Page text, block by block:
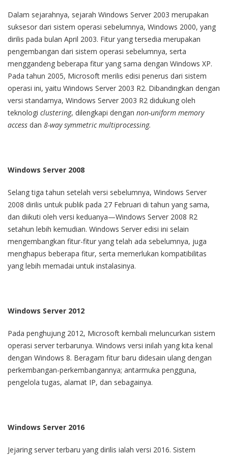
Dalam sejarahnya, sejarah Windows Server 2003 merupakan
suksesor dari sistem operasi sebelumnya, Windows 2000, yang
dirilis pada bulan April 2003. Fitur yang tersedia merupakan
pengembangan dari sistem operasi sebelumnya, serta
menggandeng beberapa fitur yang sama dengan Windows XP.
Pada tahun 2005, Microsoft merilis edisi penerus dari sistem
operasi ini, yaitu Windows Server 2003 R2. Dibandingkan dengan
versi standarnya, Windows Server 2003 R2 didukung oleh
teknologi clustering, dilengkapi dengan non-uniform memory
access dan 8-way symmetric multiprocessing.
Windows Server 2008
Selang tiga tahun setelah versi sebelumnya, Windows Server
2008 dirilis untuk publik pada 27 Februari di tahun yang sama,
dan diikuti oleh versi keduanya—Windows Server 2008 R2
setahun lebih kemudian. Windows Server edisi ini selain
mengembangkan fitur-fitur yang telah ada sebelumnya, juga
menghapus beberapa fitur, serta memerlukan kompatibilitas
yang lebih memadai untuk instalasinya.
Windows Server 2012
Pada penghujung 2012, Microsoft kembali meluncurkan sistem
operasi server terbarunya. Windows versi inilah yang kita kenal
dengan Windows 8. Beragam fitur baru didesain ulang dengan
perkembangan-perkembangannya; antarmuka pengguna,
pengelola tugas, alamat IP, dan sebagainya.
Windows Server 2016
Jejaring server terbaru yang dirilis ialah versi 2016. Sistem